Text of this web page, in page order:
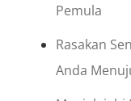
Pemula
Rasakan
Anda